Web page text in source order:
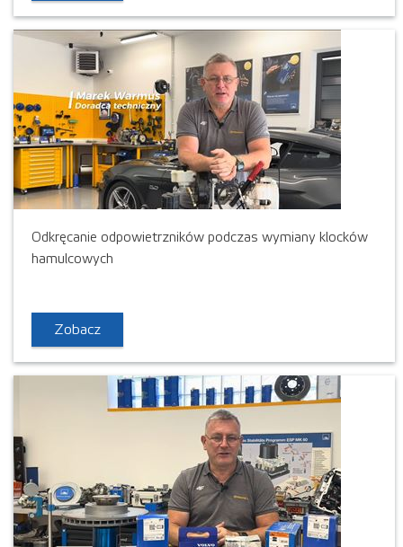
Odkręcanie odpowietrzników podczas wymiany klocków
hamulcowych
Zobacz